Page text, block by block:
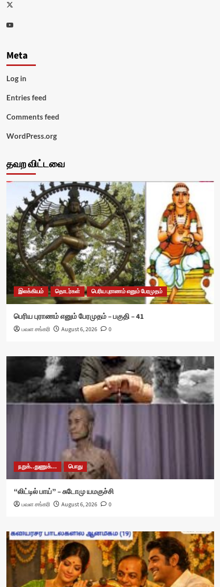
Twitter
Youtube
Meta
Log in
Entries feed
Comments feed
WordPress.org
தவற விட்டவை
இலக்கியம் தொடர்கள் பெரிய புராணம் எனும் பேரமுதம்
பெரிய புராணம் எனும் பேரமுதம் – பகுதி – 41
பவள சங்கரி August 6, 2026 0
நறுக்..துணுக்... பொது
“லிட்டில் பாய்” – சுடோமு யமகுச்சி
பவள சங்கரி August 6, 2026 0